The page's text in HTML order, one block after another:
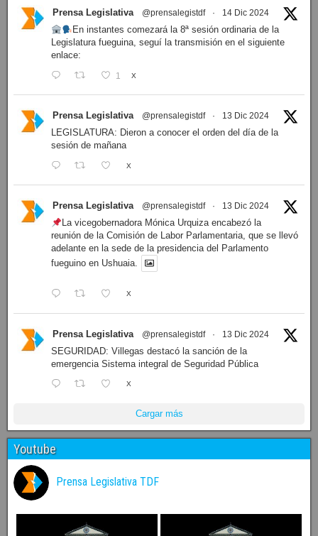
Prensa Legislativa @prensalegistdf · 14 Dic 2024
En instantes comezará la 8ª sesión ordinaria de la
Legislatura fueguina, seguí la transmisión en el siguiente
enlace:
1 X
Prensa Legislativa @prensalegistdf · 13 Dic 2024
LEGISLATURA: Dieron a conocer el orden del día de la
sesión de mañana
X
Prensa Legislativa @prensalegistdf · 13 Dic 2024
La vicegobernadora Mónica Urquiza encabezó la
reunión de la Comisión de Labor Parlamentaria, que se llevó
adelante en la sede de la presidencia del Parlamento
fueguino en Ushuaia.
X
Prensa Legislativa @prensalegistdf · 13 Dic 2024
SEGURIDAD: Villegas destacó la sanción de la
emergencia Sistema integral de Seguridad Pública
X
Cargar más
Youtube
Prensa Legislativa TDF